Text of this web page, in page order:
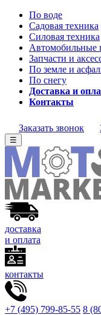
По воде
Садовая техника
Силовая техника
Автомобильные
Запчасти и
По земле и
По снегу
Доставка и
Контакты
Заказать звонок
☰
доставка
и оплата
контакты
+7 (495) 799-85-55 8